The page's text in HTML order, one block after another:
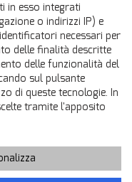
Tutti i diritti riservati
Policy
in esso integrati
o indirizzi IP) e
necessari per
delle finalità descritte
delle funzionalità del
sul pulsante
di queste tecnologie. In
tramite l'apposito